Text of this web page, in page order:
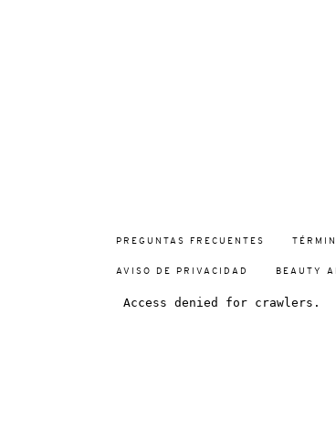
PREGUNTAS FRECUENTES
AVISO DE PRIVACIDAD BEAUTY